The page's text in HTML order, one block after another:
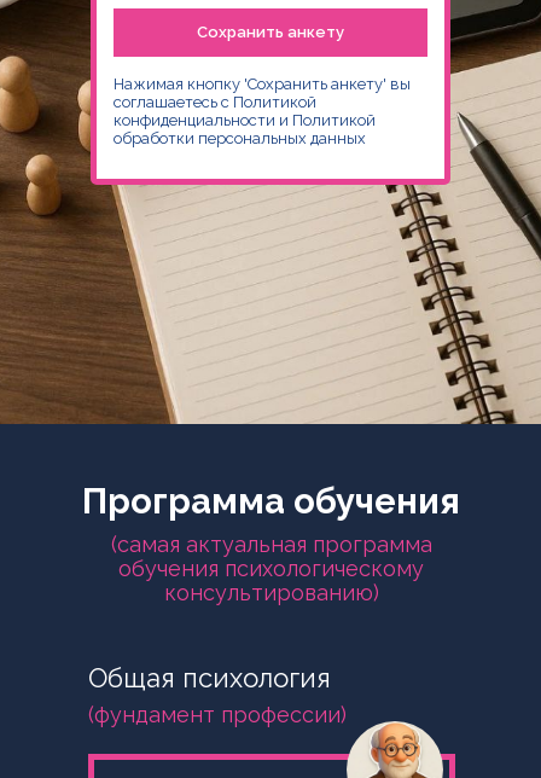
Сохранить анкету
Нажимая кнопку 'Сохранить анкету' вы
соглашаетесь с Политикой
конфиденциальности и Политикой
обработки персональных данных
Программа обучения
(самая актуальная программа
обучения психологическому
консультированию)
Общая психология
(фундамент профессии)